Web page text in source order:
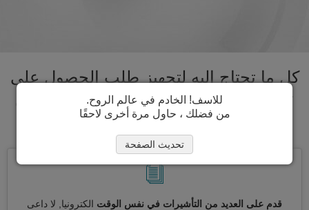
كل ما تحتاج اليه لتجهيز طلب الحصول على
تأشيرة السودان تحت سقف واحد. تسريع
عملية الحصول على تأشيرة السودان
قدم على العديد من التأشيرات في نفس الوقت الكترونيا, لا داعى
للاسف! الخادم في عالم الروح.
من فضلك ، حاول مرة أخرى لاحقًا
تحديث الصفحة